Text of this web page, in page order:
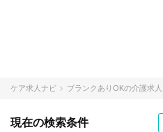
ケア求人ナビ ブランクありOKの介護求人
現在の検索条件